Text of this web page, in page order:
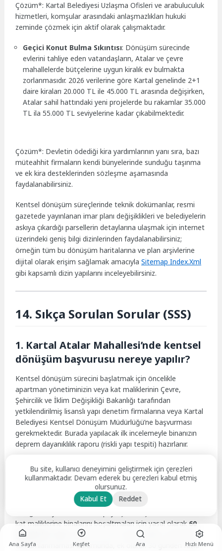
Çözüm*: Kartal Belediyesi Uzlaşma Ofisleri ve arabuluculuk
hizmetleri, komşular arasındaki anlaşmazlıkları hukuki
zeminde çözmek için aktif olarak çalışmaktadır.
Geçici Konut Bulma Sıkıntısı: Dönüşüm sürecinde
evlerini tahliye eden vatandaşların, Atalar ve çevre
mahallelerde bütçelerine uygun kiralık ev bulmakta
zorlanmasıdır. 2026 verilerine göre Kartal genelinde 2+1
daire kiraları 20.000 TL ile 45.000 TL arasında değişirken,
Atalar sahil hattındaki yeni projelerde bu rakamlar 35.000
TL ila 55.000 TL seviyelerine kadar çıkabilmektedir.
Çözüm*: Devletin ödediği kira yardımlarının yanı sıra, bazı
müteahhit firmaların kendi bünyelerinde sunduğu taşınma
ve ek kira desteklerinden sözleşme aşamasında
faydalanabilirsiniz.
Kentsel dönüşüm süreçlerinde teknik dokümanlar, resmi
gazetede yayınlanan imar planı değişiklikleri ve belediyelerin
askıya çıkardığı parsellerin detaylarına ulaşmak için internet
üzerindeki geniş bilgi dizinlerinden faydalanabilirsiniz;
örneğin tüm bu dönüşüm haritalarına ve plan arşivlerine
dijital olarak erişim sağlamak amacıylaSitemap Index.Xml
gibi kapsamlı dizin yapılarını inceleyebilirsiniz.
14. Sıkça Sorulan Sorular (SSS)
1. Kartal Atalar Mahallesi’nde kentsel
dönüşüm başvurusu nereye yapılır?
Kentsel dönüşüm sürecini başlatmak için öncelikle
apartman yönetiminizin veya kat maliklerinin Çevre,
Şehircilik ve İklim Değişikliği Bakanlığı tarafından
yetkilendirilmiş lisanslı yapı denetim firmalarına veya Kartal
Belediyesi Kentsel Dönüşüm Müdürlüğü’ne başvurması
gerekmektedir. Burada yapılacak ilk incelemeyle binanızın
deprem dayanıklılık raporu (riskli yapı tespiti) hazırlanır.
2. Binamızın riskli çıkması durumunda
tahliye için ne kadar süremiz var?
Bakanlık veya belediye tarafından binanızın “Riskli Yapı”
kat maliklerine binalarını boşaltmaları için yasal olarak 60
günlük bir süre
tanınır. Bu süre içinde tahliye işlemlerinin
tamamlanmaması durumunda, ek olarak 30 günden fazla
Ana Sayfa Keşfet Ara Hızlı Menü
Bu site, kullanıcı deneyimini geliştirmek için çerezleri
kullanmaktadır. Devam ederek bu çerezleri kabul etmiş
olursunuz.
Kabul Et
Reddet